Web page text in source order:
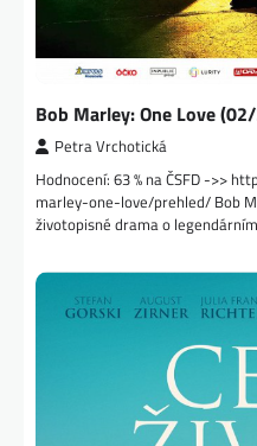
Bob Marley: One Love
Petra Vrchotická
Hodnocení: 63 % na ČSFD ->>
marley-one-love/prehled/ Bob
životopisné drama o